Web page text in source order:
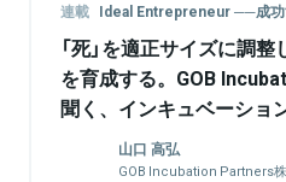
連載 Ideal Entrepreneur ──成功
「死」を適正サイズに調
を育成する。GOB
聞く、インキュベーショ
山口 高弘
GOB Incubation Partners